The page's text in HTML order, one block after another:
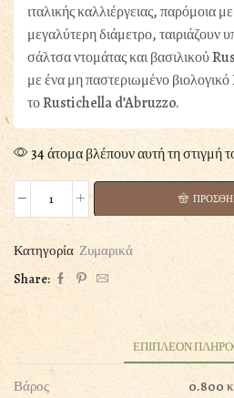
ιταλικής καλλιέργειας, παρόμοια
μεγαλύτερη διάμετρο, ταιριάζουν
σάλτσα ντομάτας και βασιλικού
με ένα μη παστεριωμένο
το Rustichella d’Abruzzo.
34 άτομα βλέπουν αυτή τη στιγμή
ΤONNARELLI
ΜΕ
ΣΠΑΝΑΚΙ
RUSTICHELLA
D'ABRUZZO
Κατηγορία Ζυμαρικά
Share:
ΕΠΙΠΛΕΟΝ
Βάρος 0.800